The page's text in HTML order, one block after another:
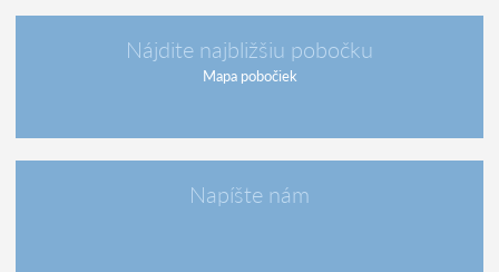
Nájdite najbližšiu pobočku
Mapa pobočiek
Napíšte nám